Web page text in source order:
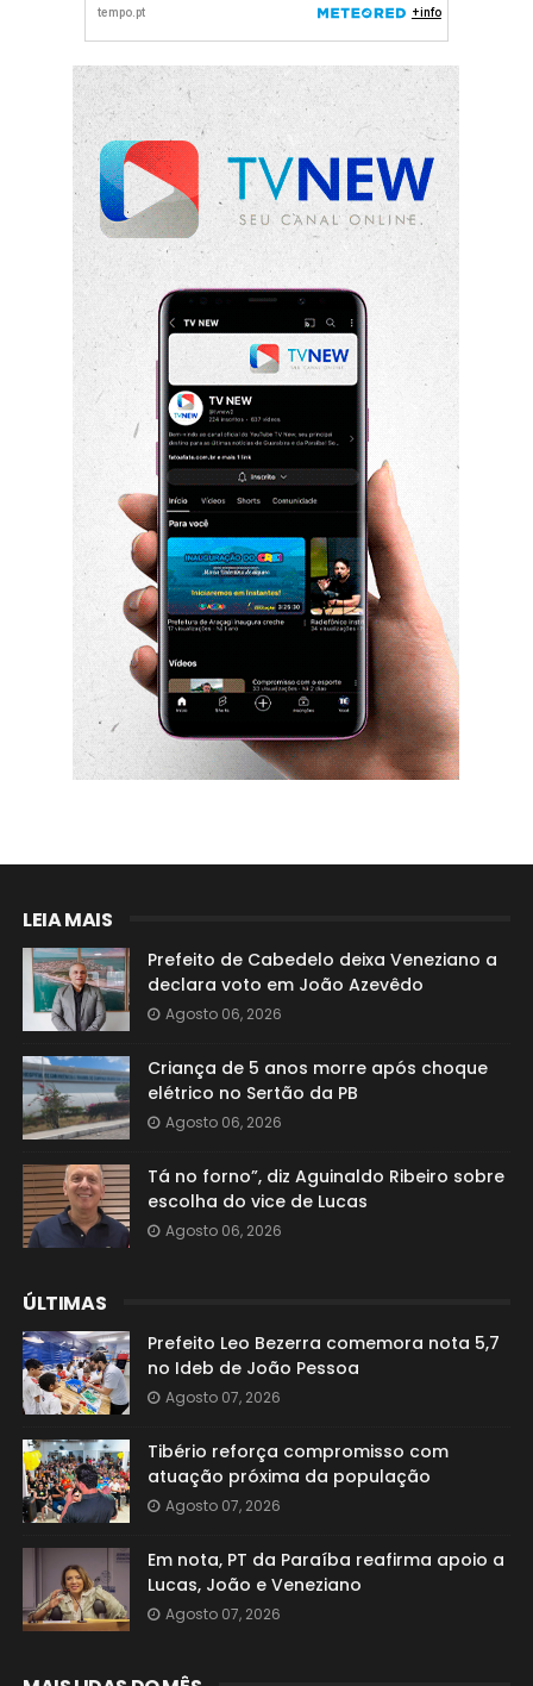
LEIA MAIS
Prefeito de Cabedelo deixa Veneziano a
declara voto em João Azevêdo
Agosto 06, 2026
Criança de 5 anos morre após choque
elétrico no Sertão da PB
Agosto 06, 2026
Tá no forno”, diz Aguinaldo Ribeiro sobre
escolha do vice de Lucas
Agosto 06, 2026
ÚLTIMAS
Prefeito Leo Bezerra comemora nota 5,7
no Ideb de João Pessoa
Agosto 07, 2026
Tibério reforça compromisso com
atuação próxima da população
Agosto 07, 2026
Em nota, PT da Paraíba reafirma apoio a
Lucas, João e Veneziano
Agosto 07, 2026